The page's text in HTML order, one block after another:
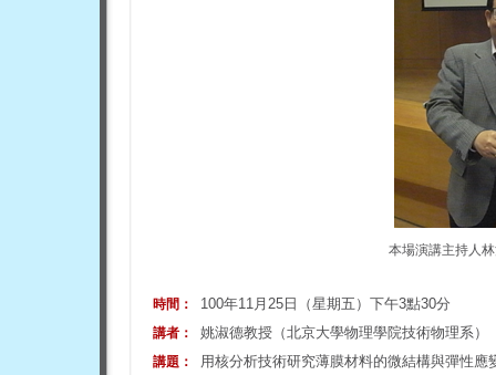
本場演講主持人
時間： 100年11月25日（星期五）下午3點30分
講者： 姚淑德教授（北京大學物理學院技術物理系）
講題：
用核分析技術研究薄膜材料的微結構與彈性應